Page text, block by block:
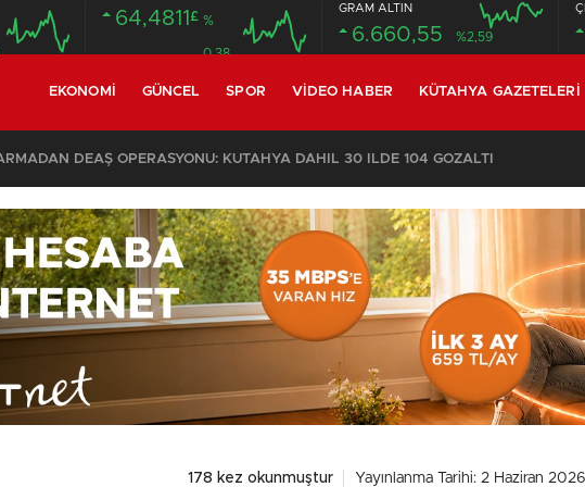
64,4811 £ %
0.38
GRAM ALTIN
6.660,55 %2,59
EKONOMI GÜNCEL SPOR VIDEO HABER KÜTAHYA GAZETELERI
02:03 /
178 kez okunmuştur Yayınlanma Tarihi: 2 Haziran